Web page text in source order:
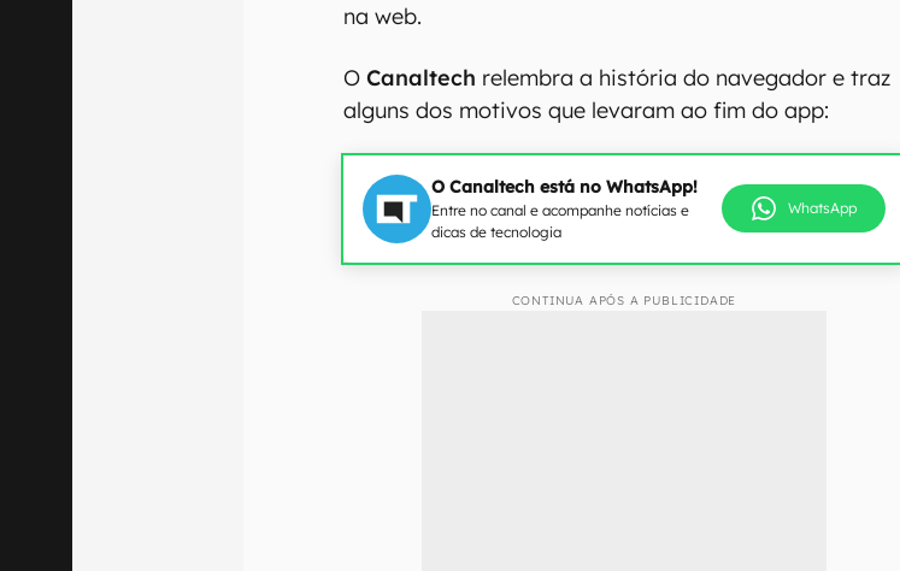
na web.
OCanaltech relembra a história do navegador e traz
alguns dos motivos que levaram ao fim do app:
O Canaltech está no WhatsApp!
Entre no canal e acompanhe notícias e
dicas de tecnologia
WhatsApp
CONTINUA APÓS A PUBLICIDADE